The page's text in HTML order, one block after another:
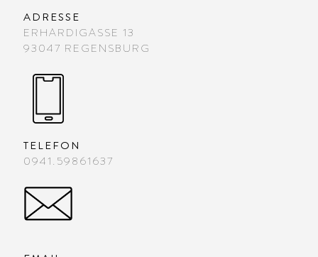
ADRESSE
ERHARDIGASSE 13
93047 REGENSBURG
TELEFON
0941.59861637